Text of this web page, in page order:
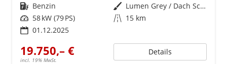
Kraftstoff Benzin Außenfarbe
Lumen Grey / Dach Schwarz
Leistung 58 kW (79 PS) Kilometerstand 15 km
01.12.2025
19.750,– €
incl. 19% MwSt.
Details